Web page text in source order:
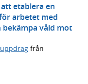
etablera en
arbetet med
våld mot
från